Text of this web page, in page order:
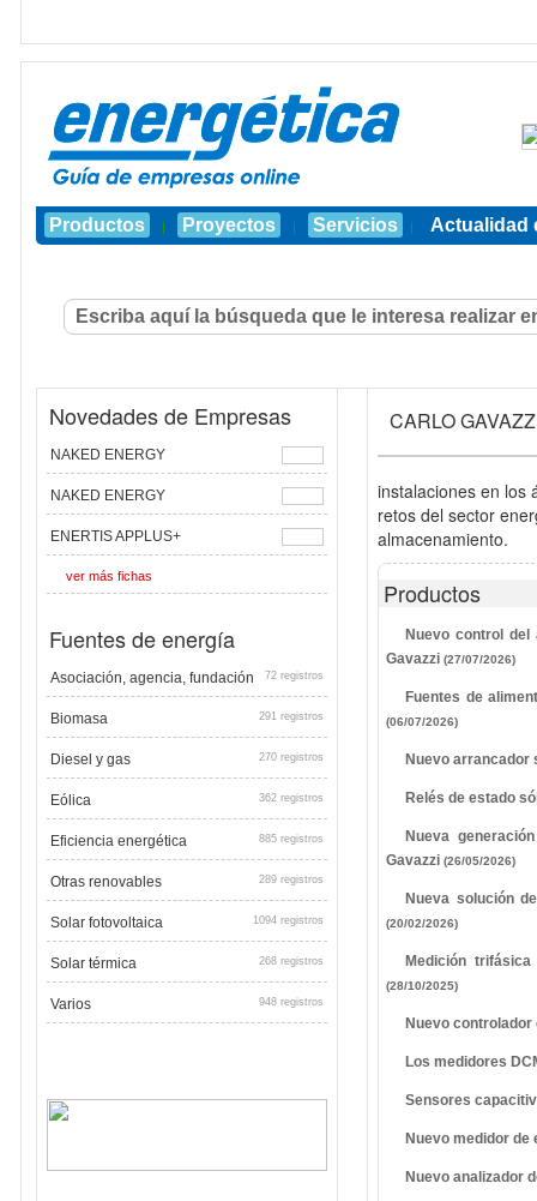
Productos | Proyectos | Servicios | Actualidad
Novedades de Empresas
NAKED ENERGY
NAKED ENERGY
ENERTIS APPLUS+
ver más fichas
Fuentes de energía
Asociación, agencia, fundación 72 registros
Biomasa 291 registros
Diesel y gas 270 registros
Eólica 362 registros
Eficiencia energética 885 registros
Otras renovables 289 registros
Solar fotovoltaica 1094 registros
Solar térmica 268 registros
Varios 948 registros
CARLO
instalaciones en los
retos del sector
almacenamiento.
Productos
Nuevo control
Gavazzi (27/07/2026)
Fuentes de
(06/07/2026)
Nuevo arrancador
Relés de estado
Nueva
Gavazzi (26/05/2026)
Nueva solución
(20/02/2026)
Medición
(28/10/2025)
Nuevo
Los medidores
Sensores
Nuevo medidor
Nuevo analizador